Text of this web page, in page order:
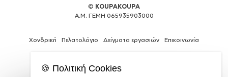
© KOUPAKOUPA
Α.Μ. ΓΕΜΗ 065935903000
Χονδρική Πελατολόγιο Δείγματα εργασιών Επικοινωνία
🍪 Πολιτική Cookies